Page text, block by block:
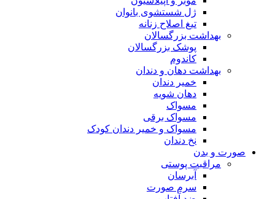
ژل شستشوی بانوان
تیغ اصلاح زنانه
بهداشت بزرگسالان
پوشک بزرگسالان
کاندوم
بهداشت دهان و دندان
خمیر دندان
دهان شویه
مسواک
مسواک برقی
مسواک و خمیر دندان کودک
نخ دندان
صورت و بدن
مراقبت پوستی
آبرسان
سرم صورت